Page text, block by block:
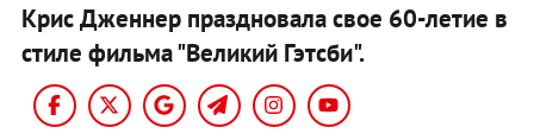
Крис Дженнер праздновала свое 60-летие в
стиле фильма "Великий Гэтсби".